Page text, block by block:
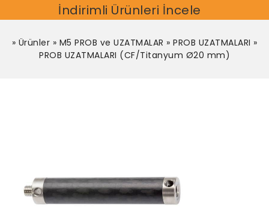
İndirimli Ürünleri İncele
» Ürünler » M5 PROB ve UZATMALAR » PROB UZATMALARI »
PROB UZATMALARI (CF/Titanyum Ø20 mm)